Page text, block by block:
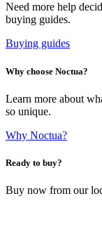
Need more help
buying guides.
Buying guides
Why choose Noctua?
Learn more about
so unique.
Why Noctua?
Ready to buy?
Buy now from our